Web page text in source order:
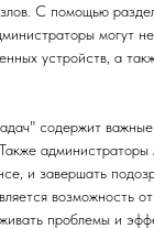
С помощью
могут
устройств, а
содержит
администраторы
и завершать
возможность
проблемы и